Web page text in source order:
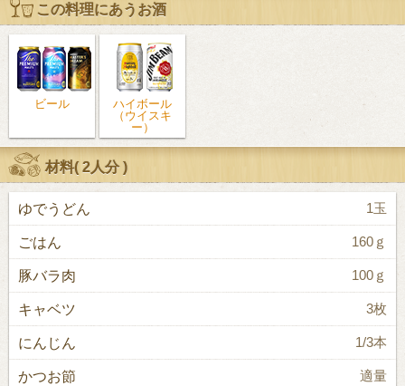
この料理にあうお酒
ビール
ハイボール
（ウイスキ
ー）
材料(2人分)
ゆでうどん 1玉
ごはん 160ｇ
豚バラ肉 100ｇ
キャベツ 3枚
にんじん 1/3本
かつお節 適量